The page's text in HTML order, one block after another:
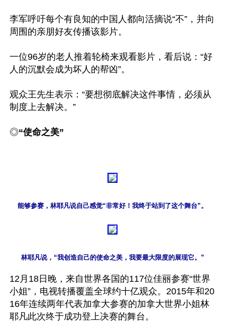
李军呼吁每个有良知的中国人都向活摘说“不”，并向
周围的亲朋好友传播该影片。
一位96岁的老人推着轮椅来观看影片，看后说：“好
人的沉默会成为坏人的帮凶”。
观众王先生表示：“要想彻底解决这件事情，必须从
制度上去解决。”
◎“使命之美”
能够参赛，林耶凡说自己感觉“非常好！我终于站到了这个舞台”。
林耶凡说，“我创造自己的使命之美，我要最大限度的展现它。”
12月18日晚，来自世界各国的117位佳丽参赛“世界
小姐”，电视转播覆盖全球约十亿观众。2015年和20
16年连续两年代表加拿大参赛的加拿大世界小姐林
耶凡此次终于成功登上决赛的舞台。